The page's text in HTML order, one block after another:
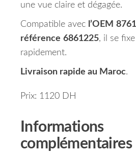
une vue claire et dégagée.
Compatible avec l’OEM
référence 6861225, il se
rapidement.
Livraison rapide au Maroc.
Prix: 1120 DH
Informations
complémentaires